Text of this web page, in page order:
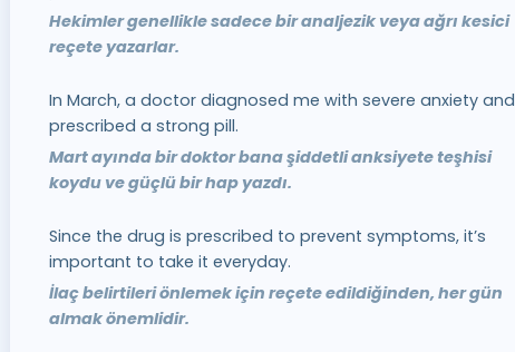
Hekimler genellikle sadece bir analjezik veya ağrı kesici
reçete yazarlar.
In March, a doctor diagnosed me with severe anxiety and
prescribed a strong pill.
Mart ayında bir doktor bana şiddetli anksiyete teşhisi
koydu ve güçlü bir hap yazdı.
Since the drug is prescribed to prevent symptoms, it’s
important to take it everyday.
İlaç belirtileri önlemek için reçete edildiğinden, her gün
almak önemlidir.